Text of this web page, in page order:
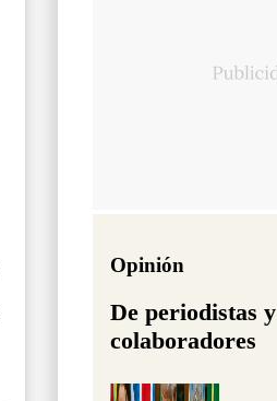
Opinión
De periodistas y
colaboradores